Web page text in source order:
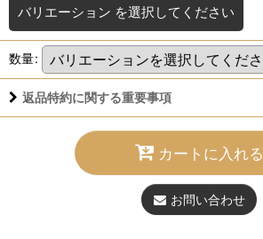
バリエーション を選択してください
数量:
返品特約に関する重要事項
カートに入れる
お問い合わせ